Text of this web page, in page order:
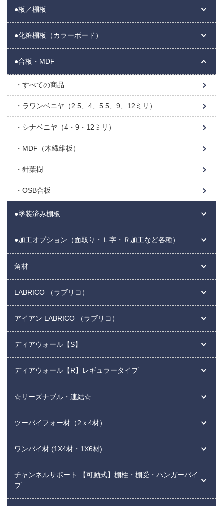
●板／棚板
●化粧棚板（カラーボード）
●合板・MDF
すべての商品
ラワンベニヤ（2.5、4、5.5、9、12ミリ）
シナベニヤ（4・9・12ミリ）
MDF（木繊維板）
針葉樹
OSB合板
●塗装済み棚板
●加工オプション（面取り・Ｌ字・Ｒ加工など各種）
角材
LABRICO （ラブリコ）
アイアン LABRICO （ラブリコ）
ディアウォール【S】
ディアウォール【R】レギュラータイプ
☆リーズナブル・連結☆
ツーバイフォー材（2ｘ4材）
ワンバイ材 (1X4材・1X6材)
チャンネルサポート 【可動式】棚柱・棚受・ハンガーパイ
プ